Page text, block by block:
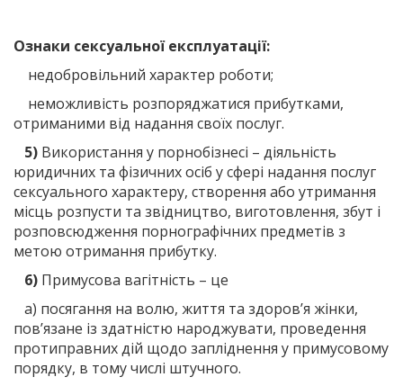
Ознаки сексуальної експлуатації:
недобровільний характер роботи;
неможливість розпоряджатися прибутками,
отриманими від надання своїх послуг.
5) Використання у порнобізнесі – діяльність
юридичних та фізичних осіб у сфері надання послуг
сексуального характеру, створення або утримання
місць розпусти та звідництво, виготовлення, збут і
розповсюдження порнографічних предметів з
метою отримання прибутку.
6) Примусова вагітність – це
а) посягання на волю, життя та здоров’я жінки,
пов’язане із здатністю народжувати, проведення
протиправних дій щодо запліднення у примусовому
порядку, в тому числі штучного.